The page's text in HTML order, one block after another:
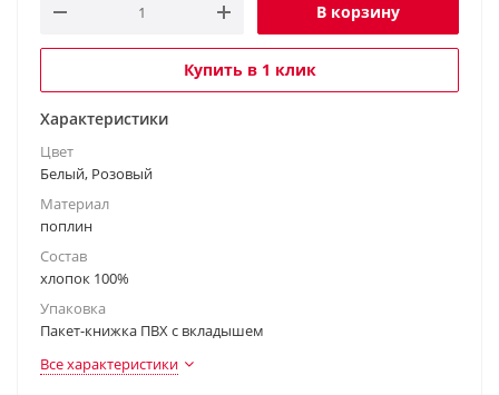
В корзину
Купить в 1 клик
Характеристики
Цвет
Белый, Розовый
Материал
поплин
Состав
хлопок 100%
Упаковка
Пакет-книжка ПВХ с вкладышем
Все характеристики